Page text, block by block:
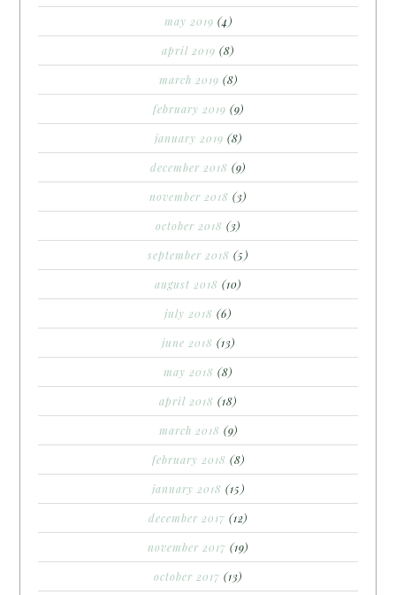
may 2019 (4)
april 2019 (8)
march 2019 (8)
february 2019 (9)
january 2019 (8)
december 2018 (9)
november 2018 (3)
october 2018 (3)
september 2018 (5)
august 2018 (10)
july 2018 (6)
june 2018 (13)
may 2018 (8)
april 2018 (18)
march 2018 (9)
february 2018 (8)
january 2018 (15)
december 2017 (12)
november 2017 (19)
october 2017 (13)